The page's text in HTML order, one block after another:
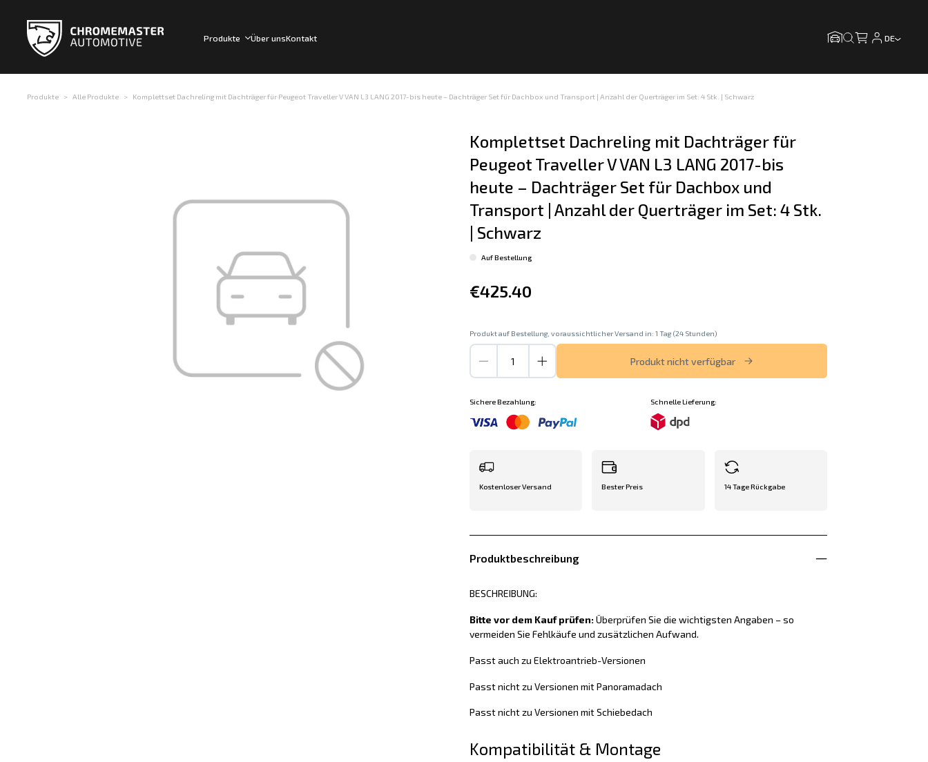
Produkte Über unsKontakt DE
Produkte Alle Produkte Komplettset Dachreling mit Dachträger für Peugeot Traveller V VAN L3 LANG 2017-bis heute – Dachträger Set für Dachbox und Transport | Anzahl der Querträger im Set: 4 Stk. | Schwarz
Komplettset Dachreling mit Dachträger für
Peugeot Traveller V VAN L3 LANG 2017-bis
heute – Dachträger Set für Dachbox und
Transport | Anzahl der Querträger im Set: 4 Stk.
| Schwarz
Auf Bestellung
€425.40
Produkt auf Bestellung, voraussichtlicher Versand in: 1 Tag (24 Stunden)
Produkt nicht verfügbar
Sichere Bezahlung: Schnelle Lieferung:
Kostenloser Versand Bester Preis 14 Tage Rückgabe
Produktbeschreibung
BESCHREIBUNG:
Bitte vor dem Kauf prüfen:Überprüfen Sie die wichtigsten Angaben – so
vermeiden Sie Fehlkäufe und zusätzlichen Aufwand.
Passt auch zu Elektroantrieb-Versionen
Passt nicht zu Versionen mit Panoramadach
Passt nicht zu Versionen mit Schiebedach
Kompatibilität & Montage